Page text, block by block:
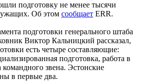
подготовку не менее тысячи
Об этом сообщает ERR.
подготовки генерального штаба
Виктор Кальницкий рассказал,
есть четыре составляющие:
подготовка, работа в
звена. Эстонские
в первые два.